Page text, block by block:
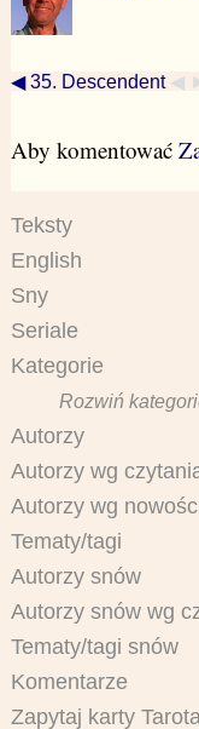
◀ 35. Descendent ◀
Aby komentować
Teksty
English
Sny
Seriale
Kategorie
Rozwiń
Autorzy
Autorzy wg
Autorzy wg
Tematy/tagi
Autorzy snów
Autorzy snów wg
Tematy/tagi snów
Komentarze
Zapytaj karty